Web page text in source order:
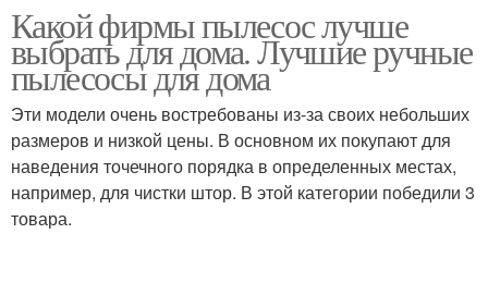
Ручной тип Пылесосы для уборки
Вертикальные
пылесосы
Какой фирмы пылесос лучше
выбрать для дома. Лучшие ручные
пылесосы для дома
Эти модели очень востребованы из-за своих небольших
размеров и низкой цены. В основном их покупают для
наведения точечного порядка в определенных местах,
например, для чистки штор. В этой категории победили 3
товара.